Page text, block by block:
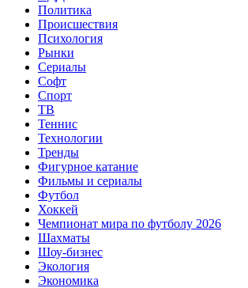
Политика
Происшествия
Психология
Рынки
Сериалы
Софт
Спорт
ТВ
Теннис
Технологии
Тренды
Фигурное катание
Фильмы и сериалы
Футбол
Хоккей
Чемпионат мира по футболу 2026
Шахматы
Шоу-бизнес
Экология
Экономика